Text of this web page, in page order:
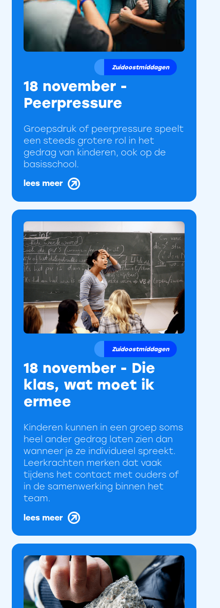
Zuidoostmiddagen
18 november -
Peerpressure
Groepsdruk of peerpressure speelt
een steeds grotere rol in het
gedrag van kinderen, ook op de
basisschool.
lees meer
Zuidoostmiddagen
18 november - Die
klas, wat moet ik
ermee
Kinderen kunnen in een groep soms
heel ander gedrag laten zien dan
wanneer je ze individueel spreekt.
Leerkrachten merken dat vaak
tijdens het contact met ouders of
in de samenwerking binnen het
team.
lees meer